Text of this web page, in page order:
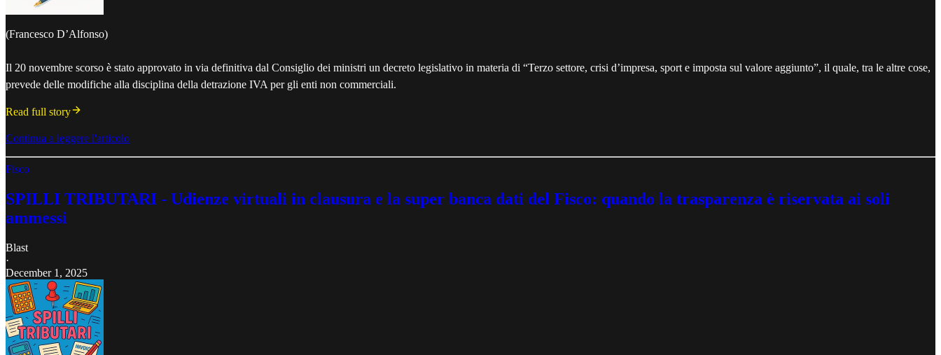
(Francesco D’Alfonso)
Il 20 novembre scorso è stato approvato in via definitiva dal Consiglio dei ministri un decreto legislativo in materia di “Terzo settore, crisi d’impresa, sport e imposta sul valore aggiunto”, il quale, tra le altre cose,
prevede delle modifiche alla disciplina della detrazione IVA per gli enti non commerciali.
Read full story
Continua a leggere l'articolo
Fisco
SPILLI TRIBUTARI - Udienze virtuali in clausura e la super banca dati del Fisco: quando la trasparenza è riservata ai soli
ammessi
Blast
·
December 1, 2025